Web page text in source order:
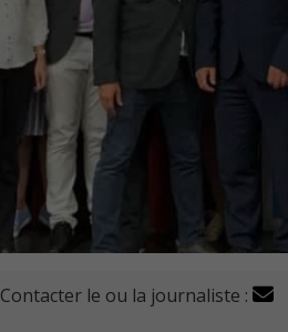
Contacter le ou la journaliste :